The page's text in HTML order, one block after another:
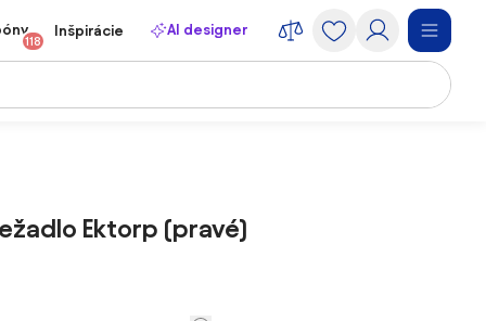
118
Inšpirácie AI designer
Ektorp (pravé)